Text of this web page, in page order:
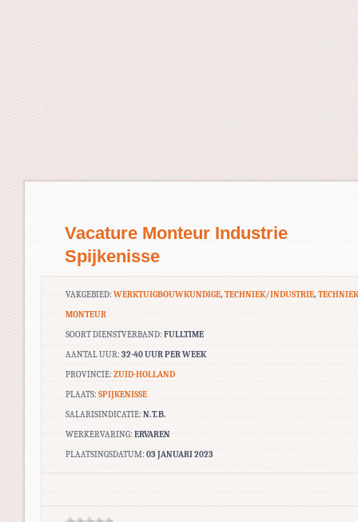
Vacature Monteur Industrie
Spijkenisse
VAKGEBIED: WERKTUIGBOUWKUNDIGE, TECHNIEK/INDUSTRIE, TECHNIEK
MONTEUR
SOORT DIENSTVERBAND: FULLTIME
AANTAL UUR: 32-40 UUR PER WEEK
PROVINCIE: ZUID-HOLLAND
PLAATS: SPIJKENISSE
SALARISINDICATIE: N.T.B.
WERKERVARING: ERVAREN
PLAATSINGSDATUM: 03 JANUARI 2023